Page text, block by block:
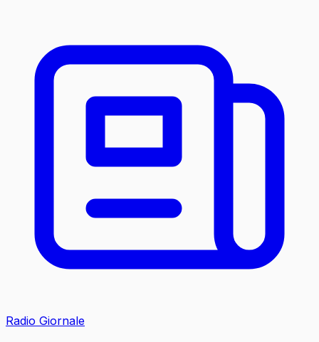
Radio Giornale